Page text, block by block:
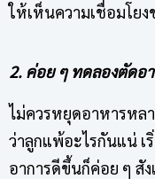
ให้เห็นความเชื่อมโย
2. ค่อย ๆ ทดลองตัดอ
ไม่ควรหยุดอาหารหล
ว่าลูกแพ้อะไรกันแน่ เ
อาการดีขึ้นก็ค่อย ๆ สั